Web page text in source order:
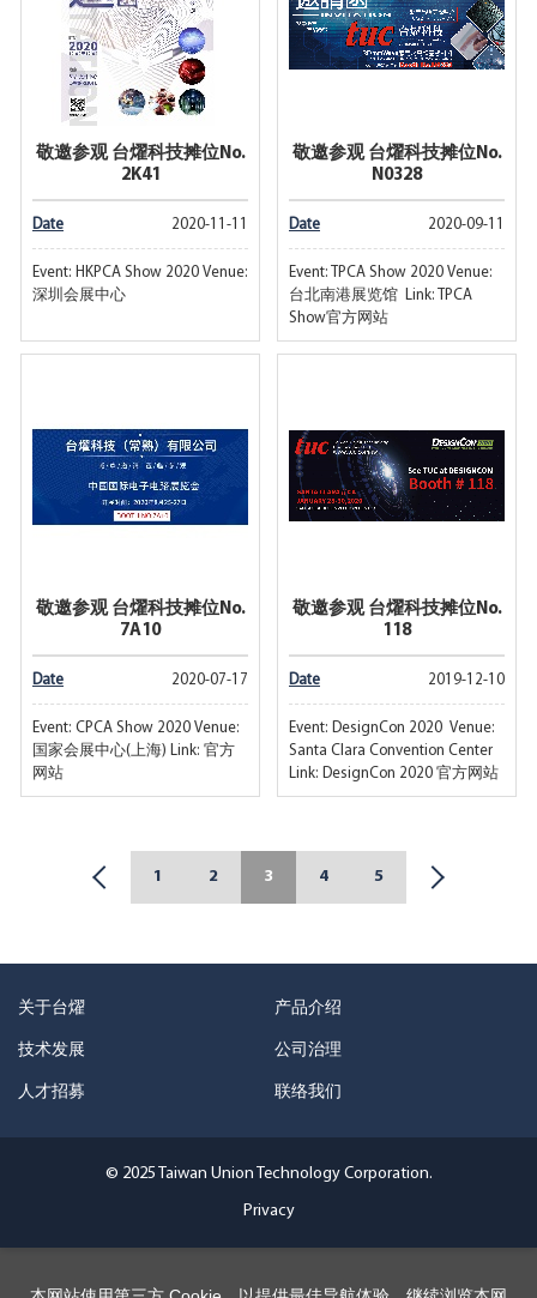
敬邀参观 台燿科技摊位No.
2K41
Date 2020-11-11
Event: HKPCA Show 2020 Venue:
深圳会展中心
敬邀参观 台燿科技摊位No.
N0328
Date 2020-09-11
Event: TPCA Show 2020 Venue:
台北南港展览馆 Link: TPCA
Show官方网站
敬邀参观 台燿科技摊位No.
7A10
Date 2020-07-17
Event: CPCA Show 2020 Venue:
国家会展中心(上海) Link: 官方
网站
敬邀参观 台燿科技摊位No.
118
Date 2019-12-10
Event: DesignCon 2020 Venue:
Santa Clara Convention Center
Link: DesignCon 2020 官方网站
1 2 3 4 5
关于台燿 产品介绍
技术发展 公司治理
人才招募 联络我们
© 2025 Taiwan Union Technology Corporation.
Privacy